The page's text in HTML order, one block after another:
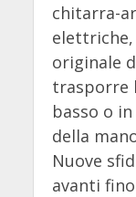
chitarra-
originale
trasporre
basso o
della
Nuove
avanti